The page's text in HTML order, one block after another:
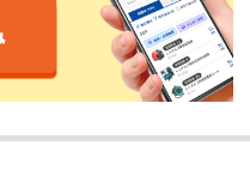
示板や他の資材との相積みも
も別途販売品でご用意してお
せていただきます。汲取り